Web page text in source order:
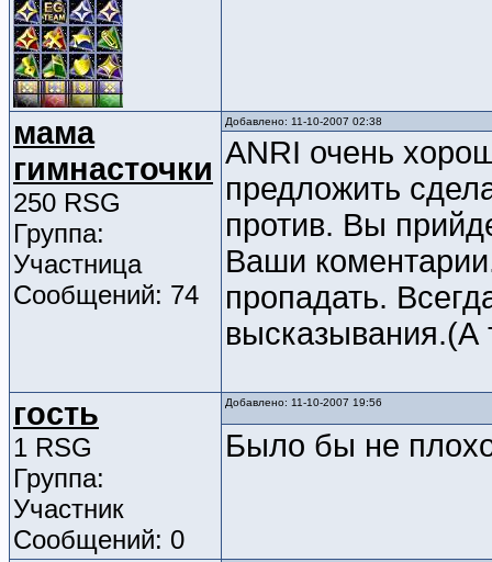
мама
гимнасточки
250 RSG
Группа:
Участница
Сообщений: 74
Добавлено: 11-10-2007 02:38
ANRI очень
предложить
против. Вы
Ваши
пропадать.
высказывания.(А
гость
1 RSG
Группа:
Участник
Сообщений: 0
Добавлено: 11-10-2007 19:56
Было бы не